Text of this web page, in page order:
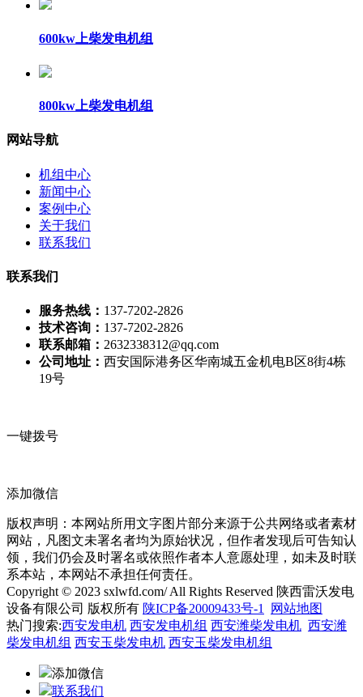
600kw上柴发电机组
800kw上柴发电机组
网站导航
机组中心
新闻中心
案例中心
关于我们
联系我们
联系我们
服务热线： 137-7202-2826
技术咨询： 137-7202-2826
联系邮箱： 2632338312@qq.com
公司地址： 西安国际港务区华南城五金机电B区8街4栋
19号
一键拨号
添加微信
版权声明：本网站所用文字图片部分来源于公共网络或者素材
网站，凡图文未署名者均为原始状况，但作者发现后可告知认
领，我们仍会及时署名或依照作者本人意愿处理，如未及时联
系本站，本网站不承担任何责任。
Copyright © 2023 sxlwfd.com/ All Rights Reserved 陕西雷沃发电
设备有限公司 版权所有 陕ICP备20009433号-1
网站地图
热门搜索:西安发电机 西安发电机组 西安潍柴发电机 西安潍
柴发电机组 西安玉柴发电机 西安玉柴发电机组
添加微信
联系我们